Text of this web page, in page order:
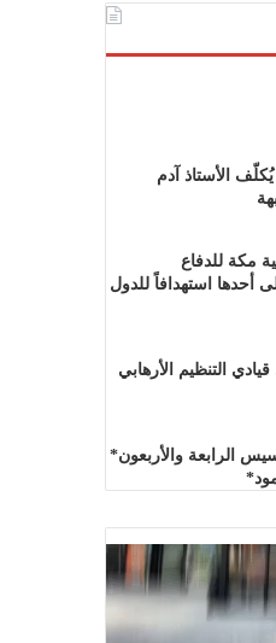
الأستاذ آدم
مكة للدفاع
أحدها استهدافاً للدول
التنظيم الأرهابي
الرابعة والأربعون*